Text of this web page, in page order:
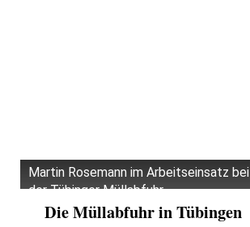
Martin Rosemann im Arbeitseinsatz bei
der Tübinger Müllabfuhr
Die Müllabfuhr in Tübingen